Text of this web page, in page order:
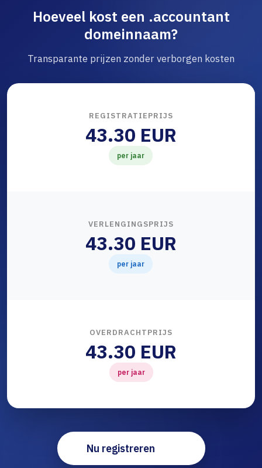
Hoeveel kost een .accountant
domeinnaam?
Transparante prijzen zonder verborgen kosten
REGISTRATIEPRIJS
43.30 EUR
per jaar
VERLENGINGSPRIJS
43.30 EUR
per jaar
OVERDRACHTPRIJS
43.30 EUR
per jaar
Nu registreren